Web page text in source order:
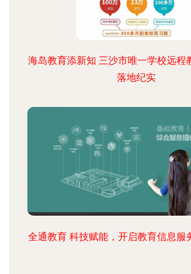
海岛教育添新知 三沙市唯一学校远程
落地纪实
全通教育 科技赋能，开启教育信息服